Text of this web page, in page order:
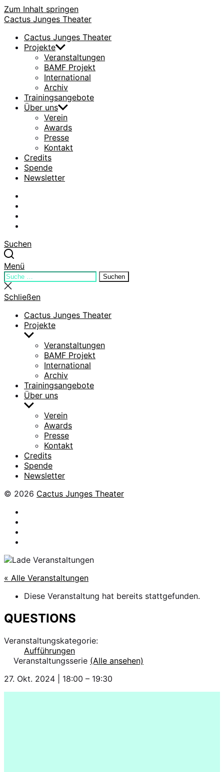
Zum Inhalt springen
Cactus Junges Theater
Cactus Junges Theater
Projekte
Veranstaltungen
BAMF Projekt
International
Archiv
Trainingsangebote
Über uns
Verein
Awards
Presse
Kontakt
Credits
Spende
Newsletter
Suchen
Menü
Suchen
nach:
Suchen
Suche
schließen
Schließen
Cactus Junges Theater
Projekte
Untermenü
anzeigenVeranstaltungen
BAMF Projekt
International
Archiv
Trainingsangebote
Über uns
Untermenü
anzeigen
Verein
Awards
Presse
Kontakt
Credits
Spende
Newsletter
© 2026 Cactus Junges Theater
« Alle Veranstaltungen
Diese Veranstaltung hat bereits stattgefunden.
QUESTIONS
Veranstaltungskategorie:
Aufführungen
Veranstaltungsserie (Alle ansehen)
27. Okt. 2024
18:00 – 19:30